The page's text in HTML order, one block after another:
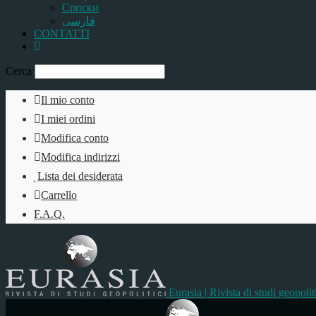
Српски
فارسی
CONTATTI
Cerca
Il mio conto
I miei ordini
Modifica conto
Modifica indirizzi
Lista dei desiderata
Carrello
F.A.Q.
Eurasia | Rivista di studi